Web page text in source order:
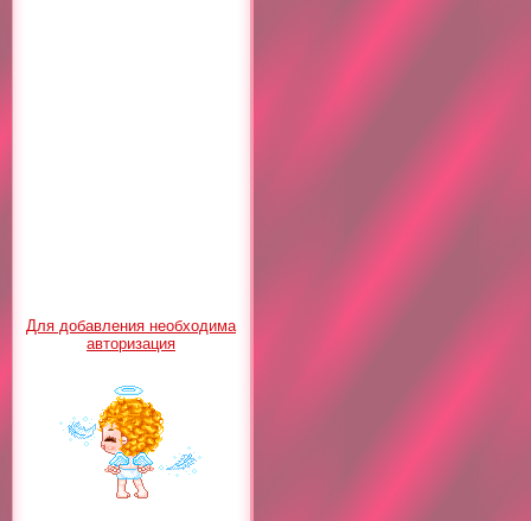
Для добавления необходима
авторизация